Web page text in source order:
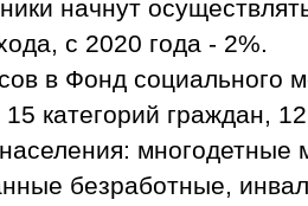
начнут
с 2020 года - 2%.
в Фонд социального
категорий граждан,
многодетные
безработные,